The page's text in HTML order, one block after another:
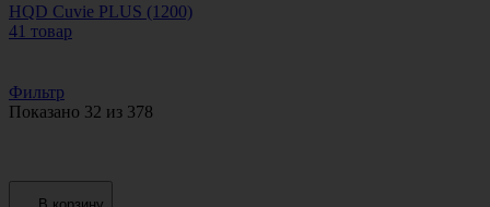
HQD Сuvie PLUS (1200)
41 товар
Фильтр
Показано 32 из 378